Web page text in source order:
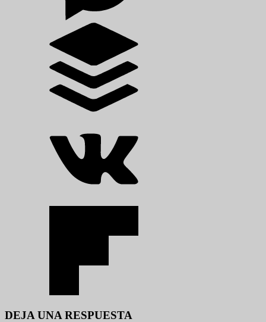
DEJA UNA RESPUESTA